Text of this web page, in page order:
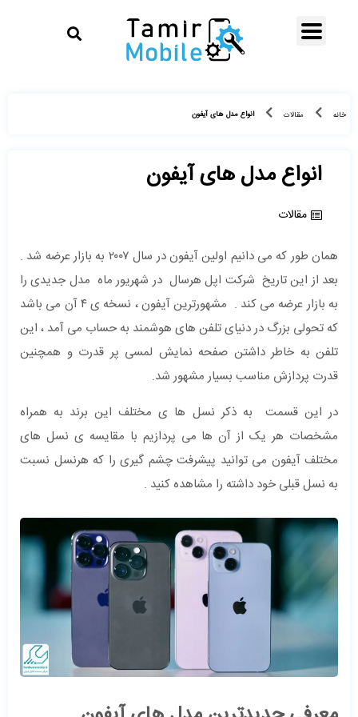
خانه مقالات انواع مدل های آیفون
انواع مدل های آیفون
مقالات
همان طور که می دانیم اولین آیفون در سال ۲۰۰۷ به بازار عرضه شد .
بعد از این تاریخ شرکت اپل هرسال در شهریور ماه مدل جدیدی را
به بازار عرضه می کند . مشهورترین آیفون ، نسخه ی ۴ آن می باشد
که تحولی بزرگ در دنیای تلفن های هوشمند به حساب می آمد ، این
تلفن به خاطر داشتن صفحه نمایش لمسی پر قدرت و همچنین
قدرت پردازش مناسب بسیار مشهور شد.
در این قسمت به ذکر نسل ها ی مختلف این برند به همراه
مشخصات هر یک از آن ها می پردازیم با مقایسه ی نسل های
مختلف آیفون می توانید پیشرفت چشم گیری را که هرنسل نسبت
به نسل قبلی خود داشته را مشاهده کنید .